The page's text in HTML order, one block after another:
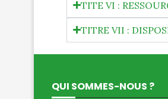
TITE VI :
TITRE VII :
QUI SOMMES-NOUS ?